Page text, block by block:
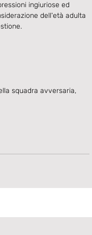
ingiuriose ed
dell'età adulta
squadra avversaria,